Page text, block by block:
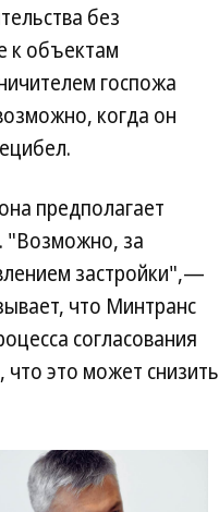
без
к объектам
госпожа
когда он
предполагает
"Возможно, за
застройки",—
что Минтранс
согласования
что это может снизить